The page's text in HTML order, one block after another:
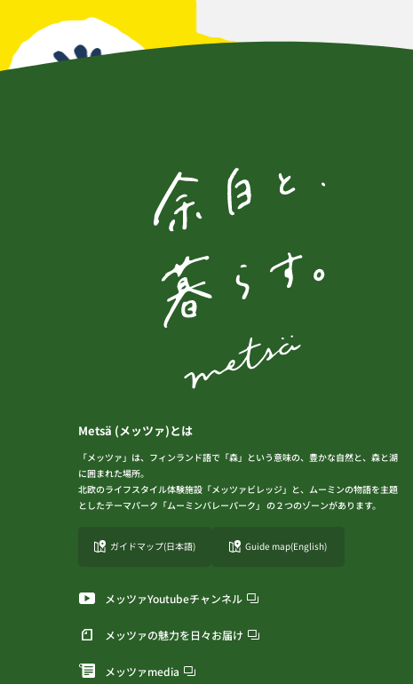
Metsä (メッツァ)とは
「メッツァ」は、フィンランド語で「森」という意味の、豊かな自然と、森と湖
に囲まれた場所。
北欧のライフスタイル体験施設「メッツァビレッジ」と、ムーミンの物語を主題
としたテーマパーク「ムーミンバレーパーク」 の２つのゾーンがあります。
ガイドマップ(日本語) Guide map(English)
メッツァYoutubeチャンネル
メッツァの魅力を日々お届け
メッツァmedia